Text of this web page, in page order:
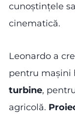
cunoștințele
cinematică.
Leonardo a
pentru mașini
turbine,
agricolă.